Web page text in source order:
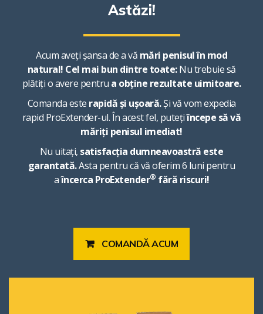
Astăzi!
Acum aveți șansa de a vă mări penisul în mod
natural! Cel mai bun dintre toate:Nu trebuie să
plătiți o avere pentru a obține rezultate uimitoare.
Comanda este rapidă și ușoară.Și vă vom expedia
rapid ProExtender-ul. În acest fel, putețiîncepe să vă
măriți penisul imediat!
Nu uitați, satisfacția dumneavoastră este
garantată.Asta pentru că vă oferim 6 luni pentru
aîncerca ProExtender® fără riscuri!
COMANDĂ ACUM